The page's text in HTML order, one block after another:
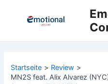
Startseite
Review
MN2S feat. Alix Alvarez